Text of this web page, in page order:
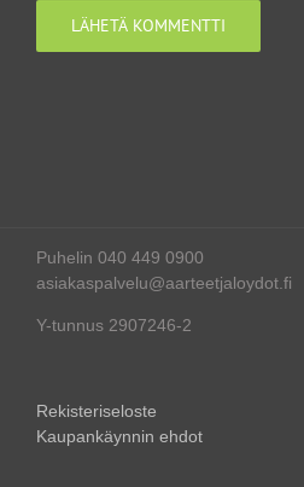
Puhelin 040 449 0900
asiakaspalvelu@aarteetjaloydot.fi
Y-tunnus 2907246-2
Rekisteriseloste
Kaupankäynnin ehdot